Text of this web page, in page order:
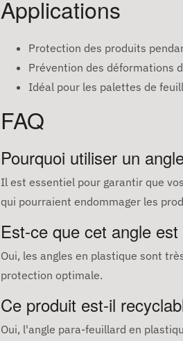
Applications
Protection des produits
Prévention des déformations
Idéal pour les palettes de
FAQ
Pourquoi utiliser un
Il est essentiel pour garantir que
qui pourraient endommager les
Est-ce que cet angle
Oui, les angles en plastique sont
protection optimale.
Ce produit est-il
Oui, l'angle para-feuillard en